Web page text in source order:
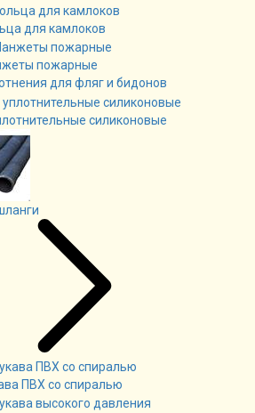
для камлоков
пожарные
для фляг и бидонов
силиконовые
ПВХ со спиралью